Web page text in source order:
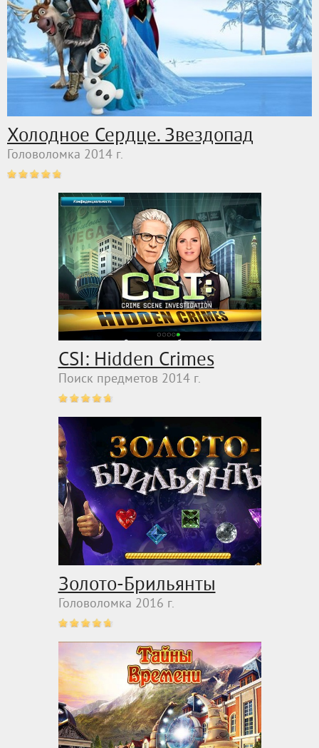
Холодное Сердце. Звездопад
Головоломка 2014 г.
CSI: Hidden Crimes
Поиск предметов 2014 г.
Золото-Брильянты
Головоломка 2016 г.